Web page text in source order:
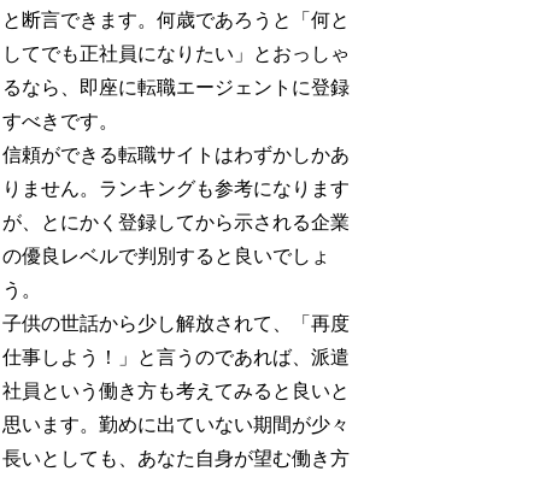
と断言できます。何歳であろうと「何と
してでも正社員になりたい」とおっしゃ
るなら、即座に転職エージェントに登録
すべきです。
信頼ができる転職サイトはわずかしかあ
りません。ランキングも参考になります
が、とにかく登録してから示される企業
の優良レベルで判別すると良いでしょ
う。
子供の世話から少し解放されて、「再度
仕事しよう！」と言うのであれば、派遣
社員という働き方も考えてみると良いと
思います。勤めに出ていない期間が少々
長いとしても、あなた自身が望む働き方